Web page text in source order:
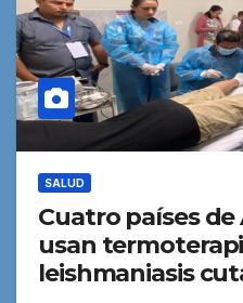
SALUD
Cuatro países
usan
leishmaniasis